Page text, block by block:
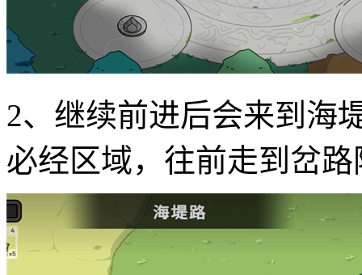
2、继续前进后会来到海
必经区域，往前走到岔